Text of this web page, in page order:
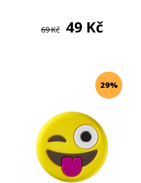
69 Kč 49 Kč
29%